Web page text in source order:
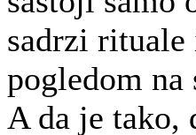
sadrzi
pogledom na
A da je tako,